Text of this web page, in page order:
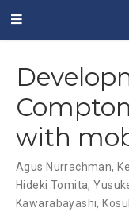
with
Agus Nurrachman,
Hideki Tomita,
Kawarabayashi,